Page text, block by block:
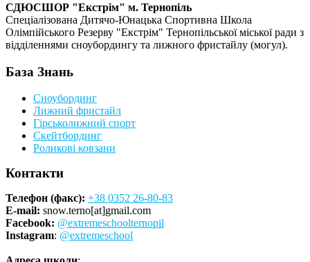
СДЮСШОР "Екстрім" м. Тернопіль
Спеціалізована Дитячо-Юнацька Спортивна Школа
Олімпійського Резерву "Екстрім" Тернопільської міської ради з
відділеннями сноубордингу та лижного фристайлу (могул).
База Знань
Сноубординг
Лижний фристайл
Гірськолижний спорт
Скейтбординг
Роликові ковзани
Контакти
Телефон (факс): +38 0352 26-80-83
E-mail: snow.terno[at]gmail.com
Facebook: @extremeschoolternopil
Instagram: @extremeschool